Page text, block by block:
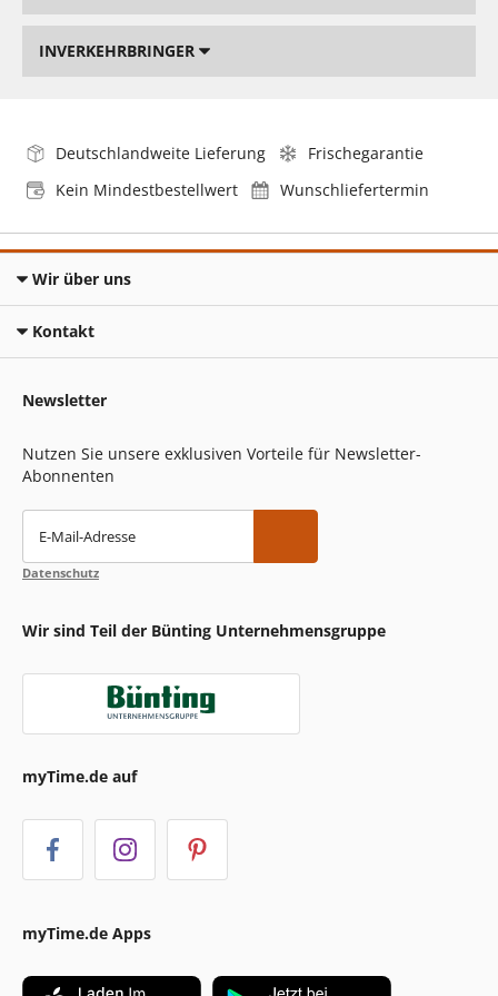
INVERKEHRBRINGER
Deutschlandweite Lieferung
Frischegarantie
Kein Mindestbestellwert
Wunschliefertermin
Wir über uns
Kontakt
Newsletter
Nutzen Sie unsere exklusiven Vorteile für Newsletter-
Abonnenten
E-Mail-Adresse
Datenschutz
Wir sind Teil der Bünting Unternehmensgruppe
myTime.de auf
myTime.de Apps